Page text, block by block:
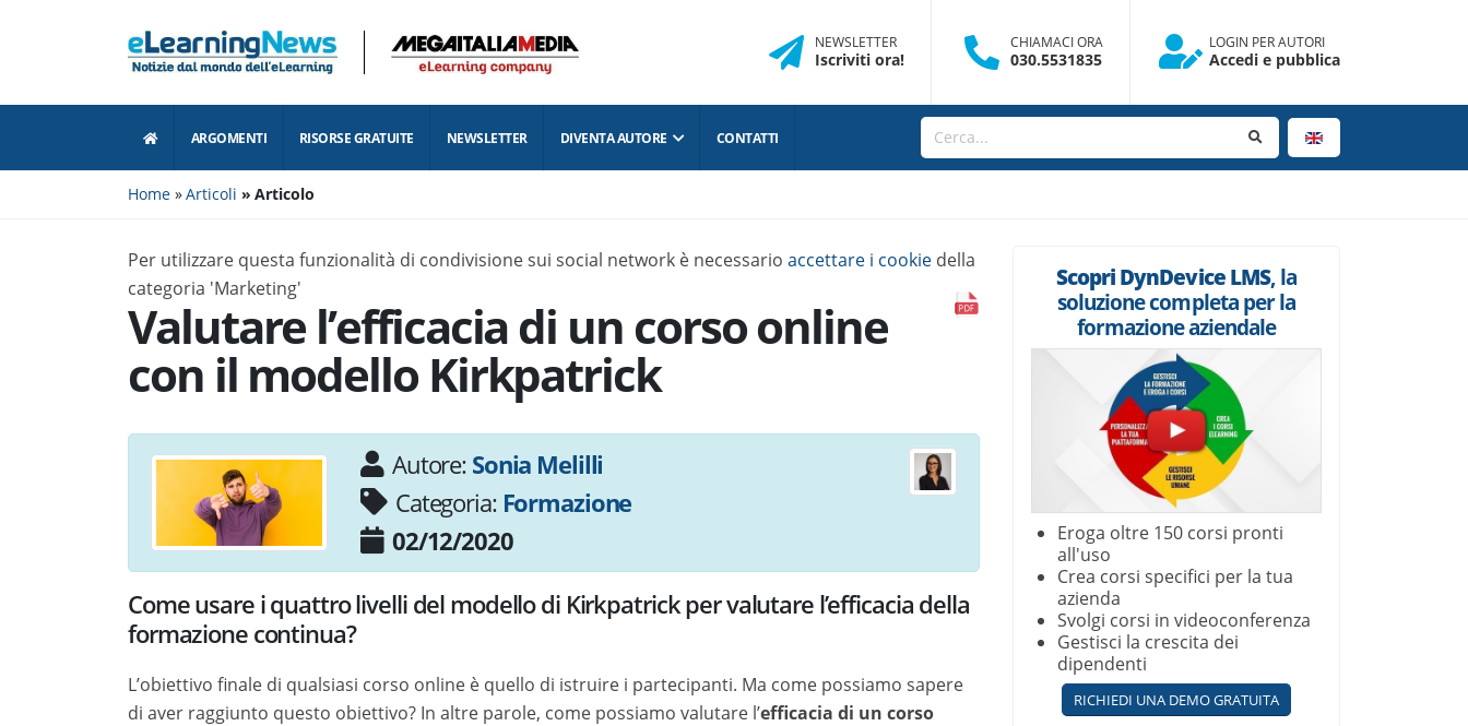
NEWSLETTER
Iscrivitiora!
CHIAMACI ORA
030.5531835
LOGIN PER AUTORI
Accedi e pubblica
ARGOMENTI RISORSE GRATUITE NEWSLETTER DIVENTA AUTORE CONTATTI
Home Articoli Articolo
Per utilizzare questa funzionalità di condivisione sui social network è necessario accettare i cookie della
categoria 'Marketing'
Valutare l’efficacia di un corso online
con il modello Kirkpatrick
Autore:Sonia Melilli
Categoria: Formazione
02/12/2020
Come usare i quattro livelli del modello di Kirkpatrick per valutare l’efficacia della
formazione continua?
L’obiettivo finale di qualsiasi corso online è quello di istruire i partecipanti. Ma come possiamo sapere
di aver raggiunto questo obiettivo? In altre parole, come possiamo valutare l’efficacia di un corso
Scopri DynDevice LMS, la
soluzione completa per la
formazione aziendale
Eroga oltre 150 corsi pronti
all'uso
Crea corsi specifici per la tua
azienda
Svolgi corsi in videoconferenza
Gestisci la crescita dei
dipendenti
RICHIEDI UNA DEMO GRATUITA